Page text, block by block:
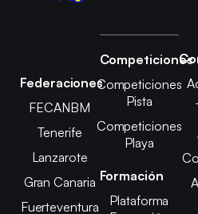
Federaciones
FECANBM
Tenerife
Lanzarote
Gran Canaria
Fuerteventura
Competiciones
Competiciones
Pista
Competiciones
Playa
Formación
Plataforma